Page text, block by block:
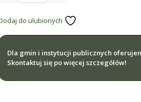
do
Grudziądz
5
do ulubionych
Dla gmin i instytucji publicznych
Skontaktuj się po więcej szczegółów!